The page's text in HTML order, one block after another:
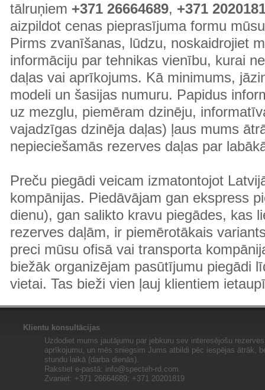
tālruņiem +371 26664689, +371
aizpildot cenas pieprasījuma formu
Pirms zvanīšanas, lūdzu, noskaidrojiet
informāciju par tehnikas vienību, kurai
daļas vai aprīkojums. Kā minimums,
modeli un šasijas numuru. Papidus
uz mezglu, piemēram dzinēju,
vajadzīgas dzinēja daļas) ļaus mums
nepieciešamās rezerves daļas par
Preču piegādi veicam izmatontojot
kompānijas. Piedāvājam gan ekspress
dienu), gan salikto kravu piegādes, kas
rezerves daļām, ir piemērotākais
preci mūsu ofisā vai transporta
biežāk organizējam pasūtījumu piegādi
vietai. Tas bieži vien ļauj klientiem
Klientu konsultācijas
Uzdodiet mums jautājumu par jebkuru sev interesējošu
aprīkojumu, un mēs sniegsim Jums atbildi pēc iespējas ātrāk,
stundu laikā (darba dienās).
Rakstiet e-pastā: info@specteh-rd.com
Zvaniet: +371 26664689; +371 20201819